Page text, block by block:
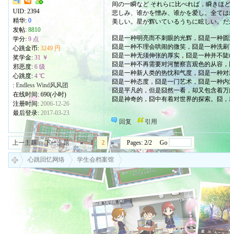
UID: 2394
精华: 0
发帖: 8810
学分:9 点
心跳金币: 3249 円
奖学金: 31 ￥
邪恶度: 6 级
心跳度: 4 ℃
: Endless Wind风风团
在线时间: 690(小时)
注册时间: 2006-12-26
最后登录: 2017-03-23
间の一瞬など それらに比べれば，瞬きほ
悲しみ、谁かを憎み、谁かを爱し。全て
美しい。星が辉いているうちに眩しい。
囧是一种明亮而不刺眼的光辉，囧是一种
囧是一种不理会哄闹的微笑，囧是一种洗
囧是一种无须伸张的厚实，囧是一种并不
囧是一种不再需要对河蟹察言观色的从容
囧是一种新人类的热忱和气度，囧是一种
囧是一种态度，囧是一门艺术，囧是一种
囧是平凡的，但是囧然一看，却又包含着
囧是神奇的，囧中有着对世界的探索。囧
回复 引用
上一主题 下一主题 « 1 2 » Pages: 2/2 Go
心跳回忆网络 学生会档案馆